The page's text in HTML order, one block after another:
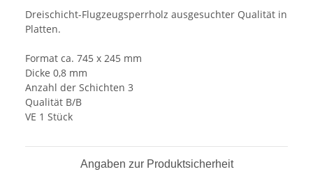
Dreischicht-Flugzeugsperrholz ausgesuchter Qualität in
Platten.
Format ca. 745 x 245 mm
Dicke 0,8 mm
Anzahl der Schichten 3
Qualität B/B
VE 1 Stück
Angaben zur Produktsicherheit